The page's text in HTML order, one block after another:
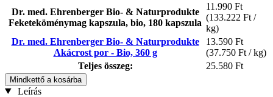
Dr. med. Ehrenberger Bio- & Naturprodukte
Feketeköménymag kapszula, bio, 180 kapszula
11.990 Ft
(133.222 Ft /
kg)
Dr. med. Ehrenberger Bio- & Naturprodukte
Akácrost por - Bio, 360 g
13.590 Ft
(37.750 Ft / kg)
Teljes összeg:
25.580 Ft
Mindkettő a kosárba
Leírás